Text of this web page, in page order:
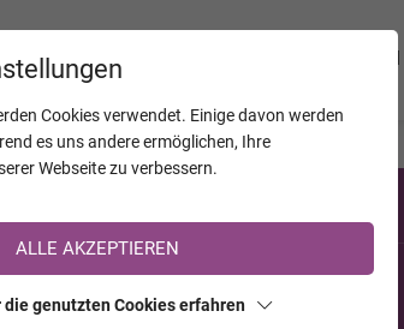
auf TrauerHilfe.it registriert?
Registrierung <<
Cookies verwendet. Einige davon werden
es uns andere ermöglichen, Ihre
Webseite zu verbessern.
ALLE AKZEPTIEREN
die genutzten Cookies erfahren
JAHRESTAGE UNTERNEHMEN